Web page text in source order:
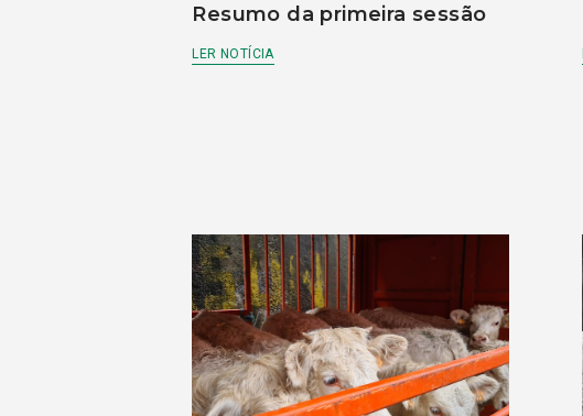
Resumo da primeira sessão
LER NOTÍCIA